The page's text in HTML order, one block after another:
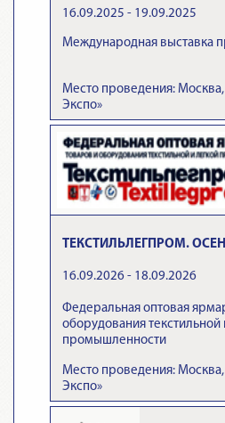
16.09.2025 - 19.09.2025
Международная выставка
Место проведения:
Экспо»
ТЕКСТИЛЬЛЕГПРОМ.
16.09.2026 - 18.09.2026
Федеральная оптовая
оборудования текстильной
промышленности
Место проведения:
Экспо»